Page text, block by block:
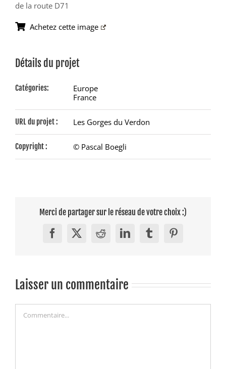
de la route D71
Achetez cette image
Détails du projet
Catégories:
Europe
France
URL du projet : Les Gorges du Verdon
Copyright : © Pascal Boegli
Merci de partager sur le réseau de votre choix :)
Facebook
X RedditLinkedInTumblrPinterest
Laisser un commentaire